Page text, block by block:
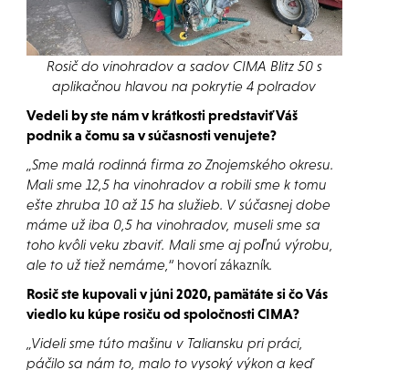
Rosič do vinohradov a sadov CIMA Blitz 50 s
aplikačnou hlavou na pokrytie 4 polradov
Vedeli by ste nám v krátkosti predstaviť Váš
podnik a čomu sa v súčasnosti venujete?
„Sme malá rodinná firma zo Znojemského okresu.
Mali sme 12,5 ha vinohradov a robili sme k tomu
ešte zhruba 10 až 15 ha služieb. V súčasnej dobe
máme už iba 0,5 ha vinohradov, museli sme sa
toho kvôli veku zbaviť. Mali sme aj poľnú výrobu,
ale to už tiež nemáme,“ hovorí zákazník.
Rosič ste kupovali v júni 2020, pamätáte si čo Vás
viedlo ku kúpe rosiču od spoločnosti CIMA?
„Videli sme túto mašinu v Taliansku pri práci,
páčilo sa nám to, malo to vysoký výkon a keď